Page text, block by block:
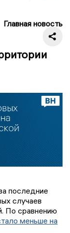
Главная новость
последние
случаев
По сравнению
меньше на